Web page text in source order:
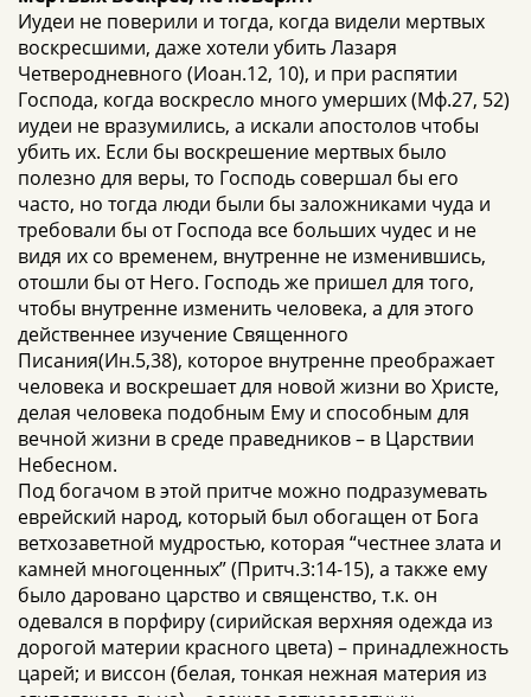
Иудеи не поверили и тогда, когда видели мертвых
воскресшими, даже хотели убить Лазаря
Четверодневного (Иоан.12, 10), и при распятии
Господа, когда воскресло много умерших (Мф.27, 52)
иудеи не вразумились, а искали апостолов чтобы
убить их. Если бы воскрешение мертвых было
полезно для веры, то Господь совершал бы его
часто, но тогда люди были бы заложниками чуда и
требовали бы от Господа все больших чудес и не
видя их со временем, внутренне не изменившись,
отошли бы от Него. Господь же пришел для того,
чтобы внутренне изменить человека, а для этого
действеннее изучение Священного
Писания(Ин.5,38), которое внутренне преображает
человека и воскрешает для новой жизни во Христе,
делая человека подобным Ему и способным для
вечной жизни в среде праведников – в Царствии
Небесном.
Под богачом в этой притче можно подразумевать
еврейский народ, который был обогащен от Бога
ветхозаветной мудростью, которая “честнее злата и
камней многоценных” (Притч.3:14-15), а также ему
было даровано царство и священство, т.к. он
одевался в порфиру (сирийская верхняя одежда из
дорогой материи красного цвета) – принадлежность
царей; и виссон (белая, тонкая нежная материя из